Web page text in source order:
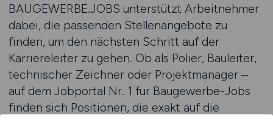
BAUGEWERBE.JOBS unterstützt Arbeitnehmer
dabei, die passenden Stellenangebote zu
finden, um den nächsten Schritt auf der
Karriereleiter zu gehen. Ob als Polier, Bauleiter,
technischer Zeichner oder Projektmanager –
auf dem Jobportal Nr. 1 für Baugewerbe-Jobs
finden sich Positionen, die exakt auf die